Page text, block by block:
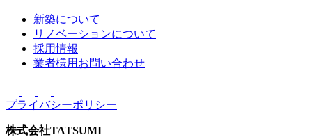
新築について
リノベーションについて
採用情報
業者様用お問い合わせ
プライバシーポリシー
株式会社TATSUMI